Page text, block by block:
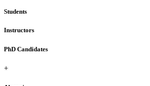
Students
Instructors
PhD Candidates
+